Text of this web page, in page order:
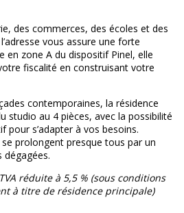
des commerces, des écoles et des
vous assure une forte
en zone A du dispositif Pinel, elle
fiscalité en construisant votre
contemporaines, la résidence
studio au 4 pièces, avec la possibilité
pour s’adapter à vos besoins.
prolongent presque tous par un
dégagées.
réduite à 5,5 % (sous conditions
à titre de résidence principale)